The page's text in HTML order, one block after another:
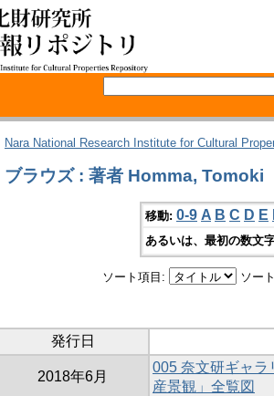
Nara National Research Institute for Cultural
ブラウズ : 著者 Homma, Tomoki
移動: 0-9 A B C D E
あるいは、最初の数文
ソート項目: ソー
発行日
2018年6月
005 奈文研ギャラ
産景観」全覧図